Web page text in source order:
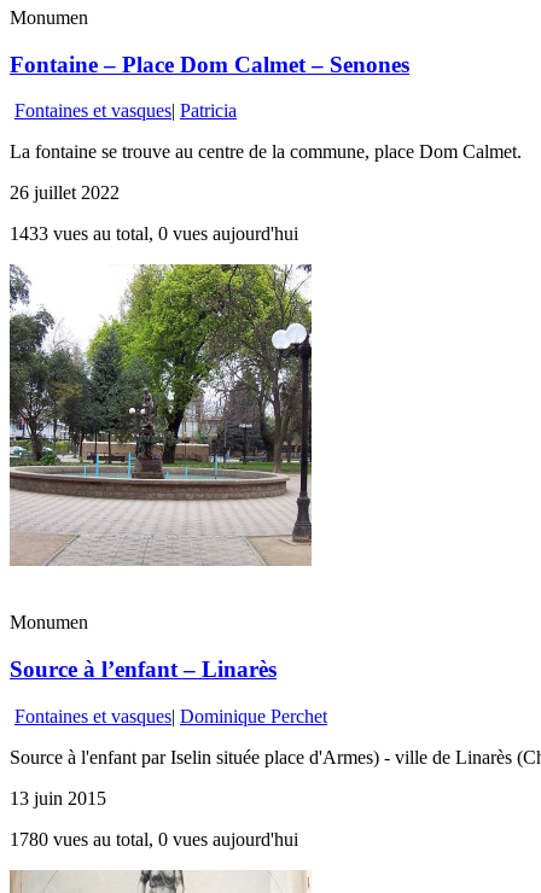
Monumen
Fontaine – Place Dom Calmet – Senones
Fontaines et vasques| Patricia
La fontaine se trouve au centre de la commune, place Dom Calmet.
26 juillet 2022
1433 vues au total, 0 vues aujourd'hui
Monumen
Source à l’enfant – Linarès
Fontaines et vasques| Dominique Perchet
Source à l'enfant par Iselin située place d'Armes) - ville de Linarès
13 juin 2015
1780 vues au total, 0 vues aujourd'hui